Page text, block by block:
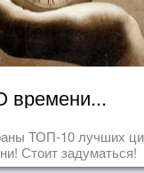
времени...
ТОП-10 лучших
Стоит задуматься!